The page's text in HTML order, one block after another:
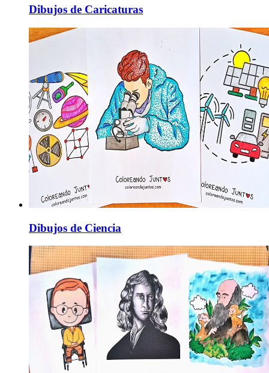
Dibujos de Caricaturas
Dibujos de Ciencia